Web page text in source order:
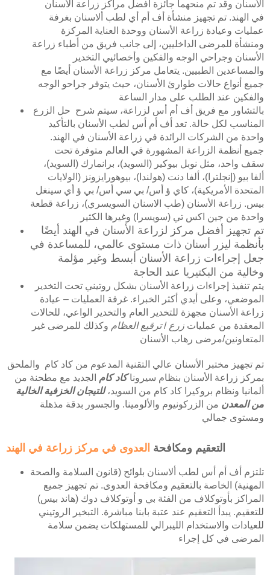
الأشعة المقطعية ثلاثية الأبعاد بالشعاع ألمخروطي
ضمان مدى ألحياة من قيبل (أف أم أس)
الأسنان وقد تم منحهما جائزة أفضل مراكز زراعة الأسنان
في الهند. تم تجهيز منشأة أف أم أي لطب ألاسنان بغرفة
عمليات وعيادة زراعة الأسنان ووحدة العناية المركزة
ومنشأة للمرضى الداخليين، إلى جانب فريق من أطباء زراعة
الأسنان وجراحي الوجه والفكين وأخصائيي التخدير
والمساعدين الطبيين. يتعامل مركز زراعة الأسنان أيضًا مع
جميع أنواع حالات طوارئ الأسنان، حيث يتوفر جراحو الوجه
والفكين عند الطلب على مدار الساعة
بالتشاور مع فريق أف أم أس لزراعة، سيتم شرح حل الزرع
المناسب لكل حالة. تعد أف أم أس لطب الأسنان بالتأكيد
واحدة من الشركات الرائدة في زراعة الأسنان في الهند.
جميع أنظمة الزراعة المشهورة في العالم متوفرة تحت
سقف واحد، مثل نوبل بيوكير (السويد)، برانمارك (السويد)،
ألفا بيو (إنجلترا)، ألفا دنت (هولندا)، بيوهورايزونز (الولايات
المتحدة الأمريكية)، كاي ؤ أس/ بي سي أس/ بي ؤ أي سينغل
بيس. زراعة الأسنان (طب الاسنان السويسري)، زراعة قطعة
واحدة من جين اكس تي (سويسرا) وغيرها الكثير
تم تجهيز أفضل مركز لزراعة الأسنان في الهند أيضًا
بأنظمة ليزر أسنان ذات مستوى عالمي، للمساعدة في
جعل إجراءات زراعة الأسنان أبسط وغير مؤلمة
وخالية من البكتيريا عند الحاجة
يتم تنفيذ إجراءات زراعة الأسنان بشكل روتيني تحت التخدير
الموضعي، وعلى أيدي أكثر الخبراء. غرفة العمليات – عيادة
زراعة الأسنان مجهزة للتخدير العام والتخدير الواعي، للحالات
المعقدة من عمليات زرع/ترقيع العظام وكذلك للمرضى غير
المتعاونين/مرضى رهاب الأسنان
تم تجهيز مختبر الأسنان عالي التقنية المدعوم من كاد كام والملحق
بمركز زراعة الأسنان بنظام سيروناكاد كام الجديد مع مطحنة من
ألمانيا ونظام بروكيرا كاد كام من السويد،للتيجان الخزفية الخالية
من المعدن من الزركونيوم والألومينا. والجسور بدقة مذهلة
ومستوى جمالي
التعقيم ومكافحة العدوى في مركز زراعة في الهند
تلتزم أف أم أس لطب ألاسنان بلوائح (قانون السلامة والصحة
المهنية) الخاصة بالتعقيم ومكافحة العدوى. تم تجهيز جميع
المراكز بأوتوكلاف من الفئة بي و أوتوكلاف دوك (هاند بيس)
للتعقيم. يبدأ التعقيم عند عتبة بابنا مباشرة. التبخير الروتيني
للعيادات والاستخدام الليبرالي للمستهلكات يضمن سلامة
المرضى في كل إجراء